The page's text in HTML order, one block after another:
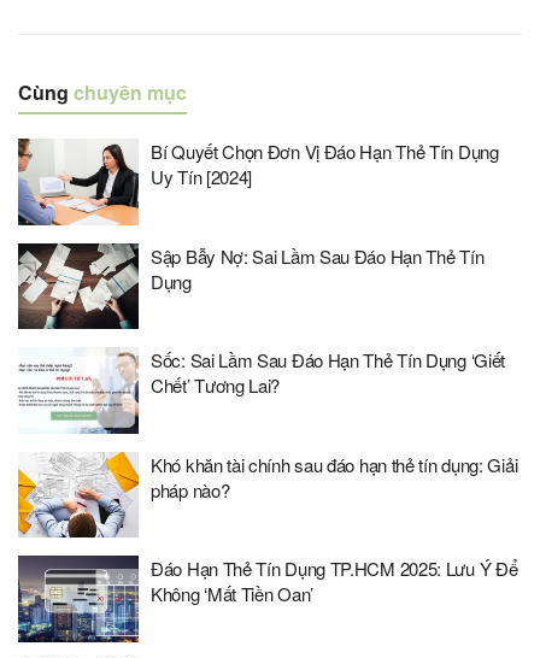
Cùng chuyên mục
Bí Quyết Chọn Đơn Vị Đáo Hạn Thẻ Tín Dụng
Uy Tín [2024]
Sập Bẫy Nợ: Sai Lầm Sau Đáo Hạn Thẻ Tín
Dụng
Sốc: Sai Lầm Sau Đáo Hạn Thẻ Tín Dụng ‘Giết
Chết’ Tương Lai?
Khó khăn tài chính sau đáo hạn thẻ tín dụng: Giải
pháp nào?
Đáo Hạn Thẻ Tín Dụng TP.HCM 2025: Lưu Ý Để
Không ‘Mất Tiền Oan’